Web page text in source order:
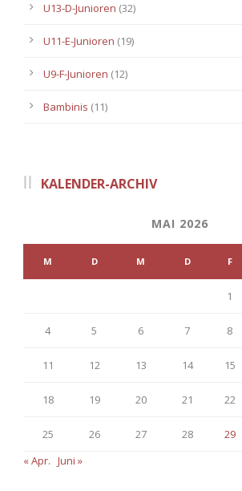
U13-D-Junioren (32)
U11-E-Junioren (19)
U9-F-Junioren (12)
Bambinis (11)
KALENDER-ARCHIV
MAI 2026
M D M D F
1
4 5 6 7 8
11 12 13 14 15
18 19 20 21 22
25 26 27 28 29
« Apr. Juni »